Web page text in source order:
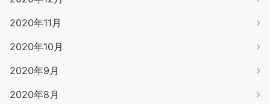
2020年11月
2020年10月
2020年9月
2020年8月